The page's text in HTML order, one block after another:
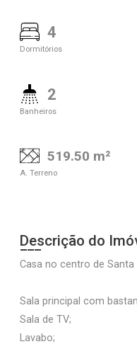
4
Dormitórios
2
Banheiros
519.50 m²
A. Terreno
Descrição do
Casa no centro de Santa
Sala principal com
Sala de TV;
Lavabo;